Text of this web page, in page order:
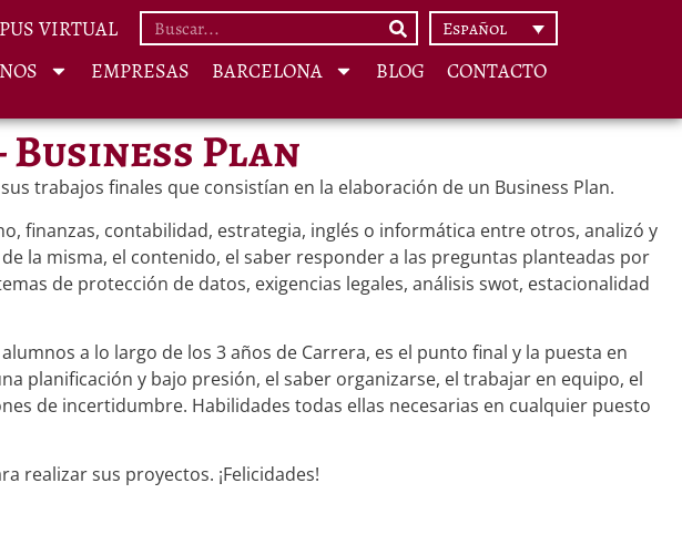
VIRTUAL Español
EMPRESAS BARCELONA BLOG CONTACTO
Business Plan
trabajos finales que consistían en la elaboración de un Business Plan.
finanzas, contabilidad, estrategia, inglés o informática entre otros, analizó y
la misma, el contenido, el saber responder a las preguntas planteadas por
de protección de datos, exigencias legales, análisis swot, estacionalidad
a lo largo de los 3 años de Carrera, es el punto final y la puesta en
planificación y bajo presión, el saber organizarse, el trabajar en equipo, el
de incertidumbre. Habilidades todas ellas necesarias en cualquier puesto
realizar sus proyectos. ¡Felicidades!